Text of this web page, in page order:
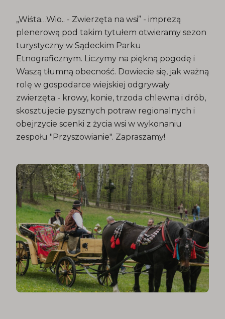
„Wiśta…Wio.. - Zwierzęta na wsi” - imprezą
plenerową pod takim tytułem otwieramy sezon
turystyczny w Sądeckim Parku
Etnograficznym. Liczymy na piękną pogodę i
Waszą tłumną obecność. Dowiecie się, jak ważną
rolę w gospodarce wiejskiej odgrywały
zwierzęta - krowy, konie, trzoda chlewna i drób,
skosztujecie pysznych potraw regionalnych i
obejrzycie scenki z życia wsi w wykonaniu
zespołu "Przyszowianie". Zapraszamy!